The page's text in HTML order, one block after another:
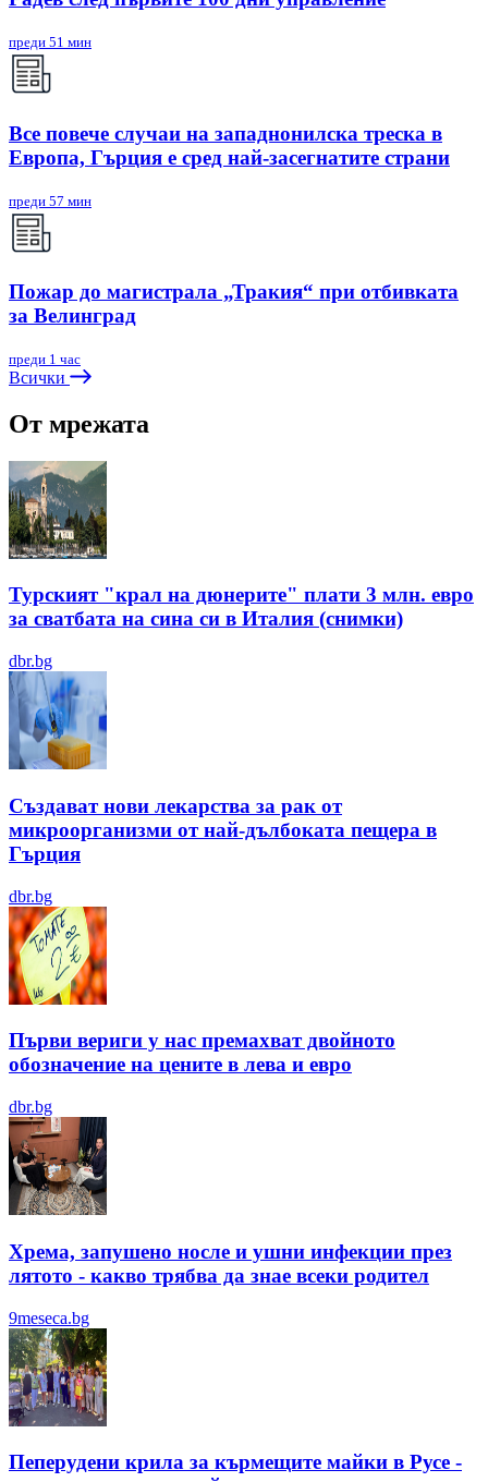
преди 51 мин
Все повече случаи на западнонилска треска в
Европа, Гърция е сред най-засегнатите страни
преди 57 мин
Пожар до магистрала „Тракия“ при отбивката
за Велинград
преди 1 час
Всички
От мрежата
Турският "крал на дюнерите" плати 3 млн. евро
за сватбата на сина си в Италия (снимки)
dbr.bg
Създават нови лекарства за рак от
микроорганизми от най-дълбоката пещера в
Гърция
dbr.bg
Първи вериги у нас премахват двойното
обозначение на цените в лева и евро
dbr.bg
Хрема, запушено носле и ушни инфекции през
лятотo - какво трябва да знае всеки родител
9meseca.bg
Пеперудени крила за кърмещите майки в Русе -